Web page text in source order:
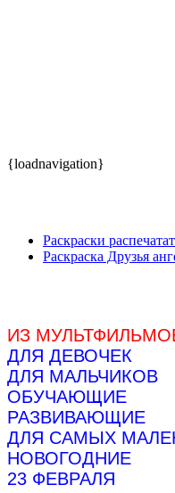
{loadnavigation}
Раскраски
Раскраска Друзья
ИЗ
ДЛЯ ДЕВОЧЕК
ДЛЯ МАЛЬЧИКОВ
ОБУЧАЮЩИЕ
РАЗВИВАЮЩИЕ
ДЛЯ САМЫХ
НОВОГОДНИЕ
23 ФЕВРАЛЯ